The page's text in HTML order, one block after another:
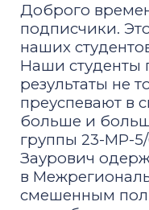
Доброго
подписчики.
наших
Наши студенты
результаты не
преуспевают в
больше и
группы 23-МР-
Заурович
в
смешенным